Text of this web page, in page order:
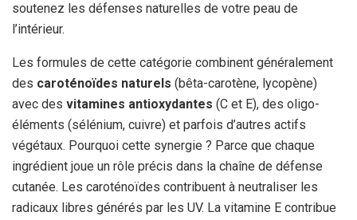
soutenez les défenses naturelles de votre peau de
l’intérieur.
Les formules de cette catégorie combinent généralement
des caroténoïdes naturels (bêta-carotène, lycopène)
avec des vitamines antioxydantes (C et E), des oligo-
éléments (sélénium, cuivre) et parfois d’autres actifs
végétaux. Pourquoi cette synergie ? Parce que chaque
ingrédient joue un rôle précis dans la chaîne de défense
cutanée. Les caroténoïdes contribuent à neutraliser les
radicaux libres générés par les UV. La vitamine E contribue